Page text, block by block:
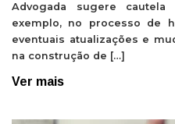
Advogada sugere
exemplo, no processo de
eventuais atualizações e
na construção de […]
Ver mais